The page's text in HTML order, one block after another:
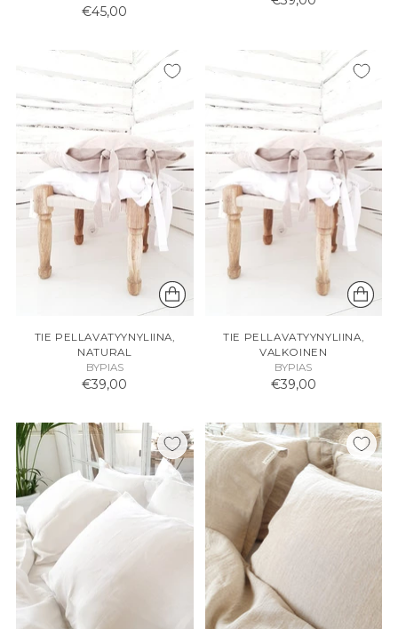
€45,00
TIE PELLAVATYYNYLIINA,
NATURAL
BYPIAS
€39,00
TIE PELLAVATYYNYLIINA,
VALKOINEN
BYPIAS
€39,00